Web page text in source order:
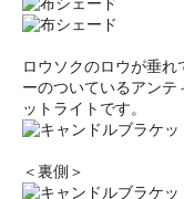
ロウソクのロウが垂
ーのついているアンテ
ットライトです。
＜裏側＞